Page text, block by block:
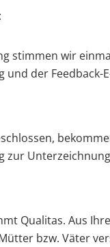
stimmen wir
der Feedback-
zur
Qualitas. Aus
bzw. Väter